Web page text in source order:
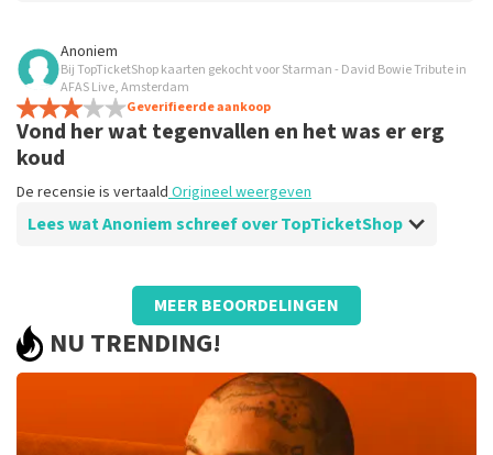
Beoordeling van Ernst de Boer over
Gewoon zo als het hoort.
De recensie is vertaaldOrigineel weergeven
Anoniem
Bij TopTicketShop kaarten gekocht voor Starman - David Bowie Tribute in
AFAS Live, Amsterdam
Geverifieerde aankoop
Vond her wat tegenvallen en het was er erg
koud
De recensie is vertaald Origineel weergeven
Lees wat Anoniem schreef over TopTicketShop
Beoordeling van Anoniem overTopTicketShop
Altijd goed
De recensie is vertaaldOrigineel weergeven
MEER BEOORDELINGEN
NU TRENDING!